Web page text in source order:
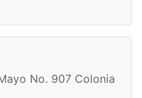
No. 907 Colonia